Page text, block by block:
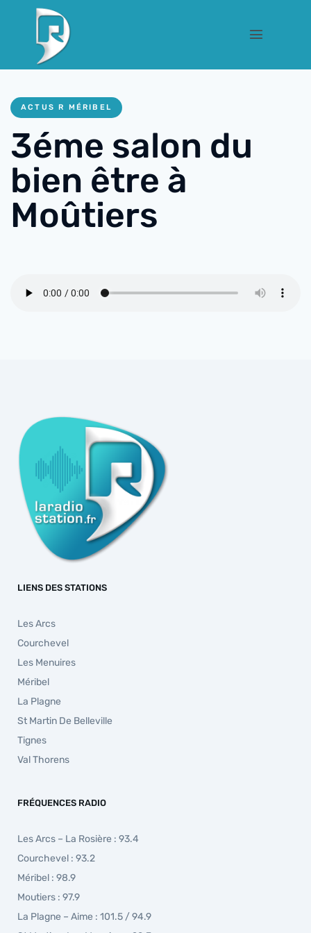
ACTUS R MÉRIBEL
3éme salon du
bien être à
Moûtiers
LIENS DES STATIONS
Les Arcs
Courchevel
Les Menuires
Méribel
La Plagne
St Martin De Belleville
Tignes
Val Thorens
FRÉQUENCES RADIO
Les Arcs – La Rosière : 93.4
Courchevel : 93.2
Méribel : 98.9
Moutiers : 97.9
La Plagne – Aime : 101.5 / 94.9